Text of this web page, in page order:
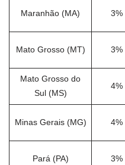
Maranhão (MA) 3%
Mato Grosso (MT) 3%
Mato Grosso do
Sul (MS)
4%
Minas Gerais (MG) 4%
Pará (PA) 3%